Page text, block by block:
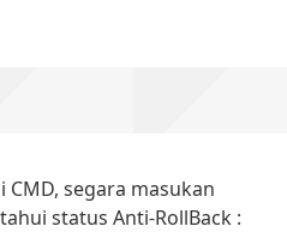
CMD, segara masukan
status Anti-RollBack :